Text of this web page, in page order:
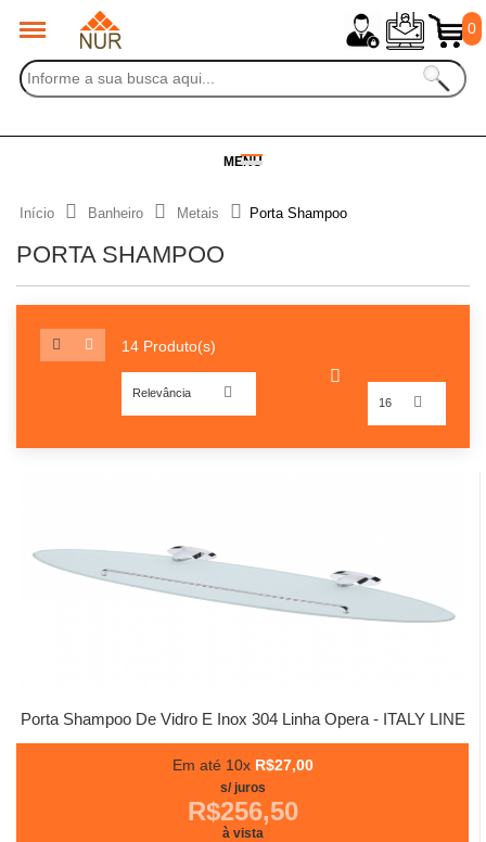
0
MENU
Início Banheiro Metais Porta Shampoo
PORTA SHAMPOO
14 Produto(s)
16
Relevância
Porta Shampoo De Vidro E Inox 304 Linha Opera - ITALY LINE
Em até 10x R$27,00
s/ juros
R$256,50
à vista